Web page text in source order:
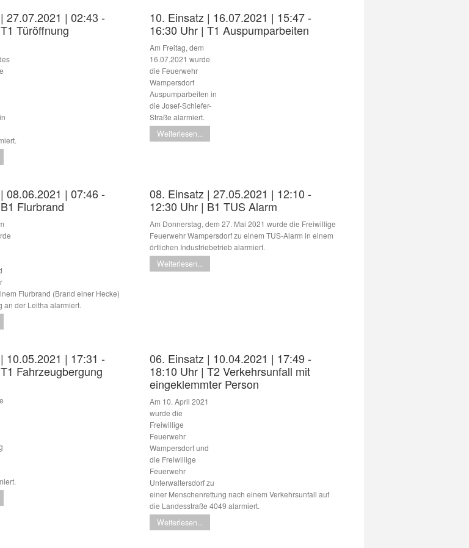
27.07.2021 | 02:43 -
Türöffnung
10. Einsatz | 16.07.2021 | 15:47 -
16:30 Uhr | T1 Auspumparbeiten
Am Freitag, dem
16.07.2021 wurde
die Feuerwehr
Wampersdorf
Auspumparbeiten in
die Josef-Schiefer-
Straße alarmiert.
Weiterlesen...
08.06.2021 | 07:46 -
Flurbrand
Flurbrand (Brand einer Hecke)
an der Leitha alarmiert.
08. Einsatz | 27.05.2021 | 12:10 -
12:30 Uhr | B1 TUS Alarm
Am Donnerstag, dem 27. Mai 2021 wurde die Freiwillige
Feuerwehr Wampersdorf zu einem TUS-Alarm in einem
örtlichen Industriebetrieb alarmiert.
Weiterlesen...
10.05.2021 | 17:31 -
Fahrzeugbergung
06. Einsatz | 10.04.2021 | 17:49 -
18:10 Uhr | T2 Verkehrsunfall mit
eingeklemmter Person
Am 10. April 2021
wurde die
Freiwillige
Feuerwehr
Wampersdorf und
die Freiwillige
Feuerwehr
Unterwaltersdorf zu
einer Menschenrettung nach einem Verkehrsunfall auf
die Landesstraße 4049 alarmiert.
Weiterlesen...